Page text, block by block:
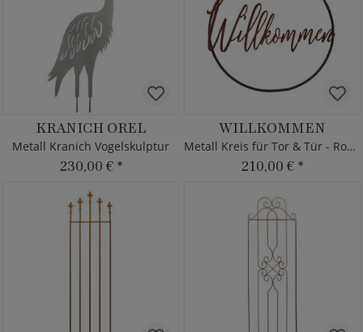
KRANICH OREL
Metall Kranich Vogelskulptur
230,00 € *
WILLKOMMEN
Metall Kreis für Tor & Tür - Rost Optik
210,00 € *